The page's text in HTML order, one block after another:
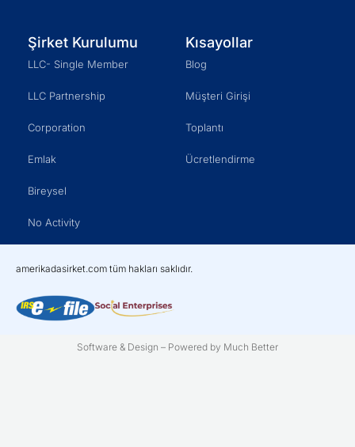
Şirket Kurulumu
LLC- Single Member
LLC Partnership
Corporation
Emlak
Bireysel
No Activity
Kısayollar
Blog
Müşteri Girişi
Toplantı
Ücretlendirme
amerikadasirket.com tüm hakları saklıdır.
Software & Design – Powered by Much Better